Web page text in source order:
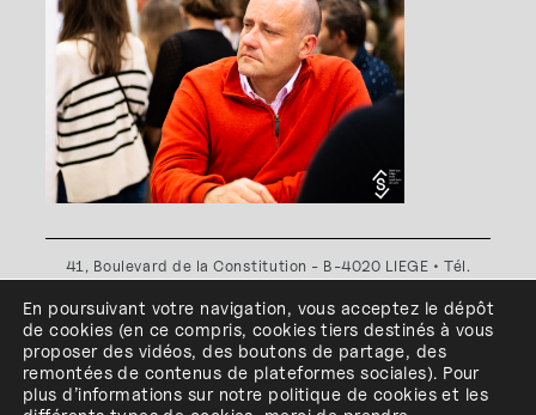
41, Boulevard de la Constitution - B-4020 LIEGE • Tél.
Plan d'accès•Politique de confidentialité•Politique de
cookies•Conditions générales
l'ESA Saint-Luc Liège est membre du
En poursuivant votre navigation, vous acceptez le dépôt
de cookies (en ce compris, cookiestiers destinés à vous
proposer des vidéos, des boutons de partage, des
remontées de contenus de plateformes sociales). Pour
plus d’informations sur notre politique de cookies et les